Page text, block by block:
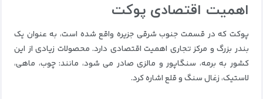
اهمیت اقتصادی پوکت
پوکت که در قسمت جنوب شرقی جزیره واقع شده است، به عنوان یک
بندر بزرگ و مرکز تجاری اهمیت اقتصادی دارد. محصولات زیادی از این
کشور به برمه، سنگاپور و مالزی صادر می شود، مانند: چوب، ماهی،
لاستیک، زغال سنگ و قلع اشاره کرد.